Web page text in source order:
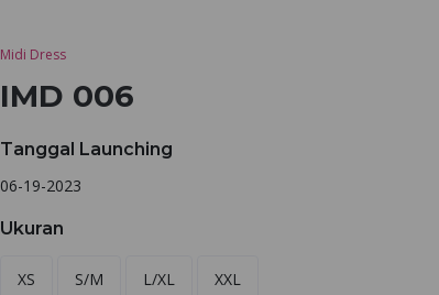
Midi Dress
IMD 006
Tanggal Launching
06-19-2023
Ukuran
XS S/M L/XL XXL